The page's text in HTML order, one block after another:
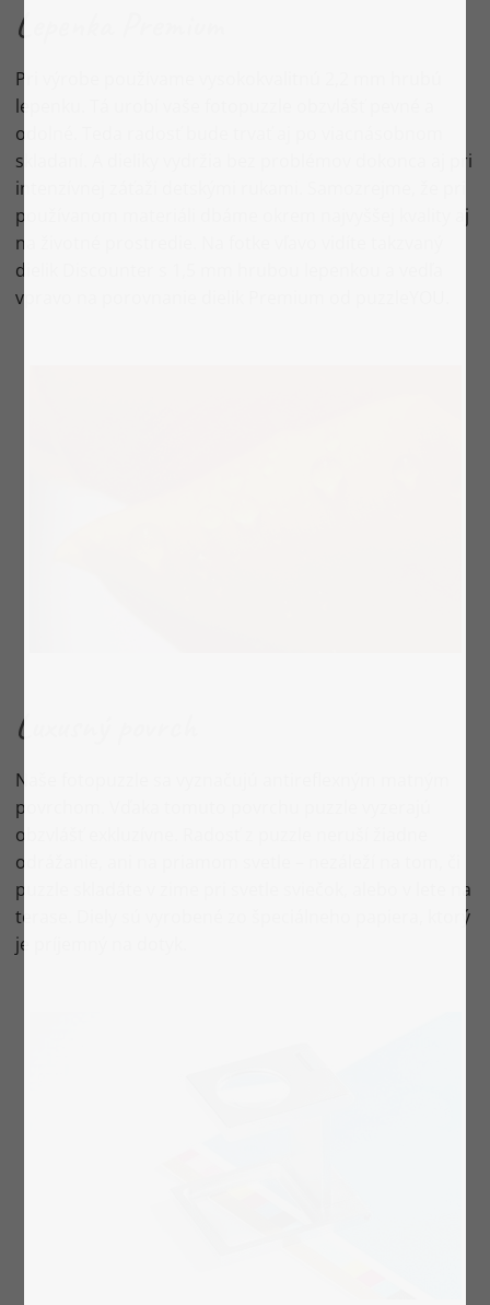
Lepenka Premium
Pri výrobe používame vysokokvalitnú 2,2 mm hrubú
lepenku. Tá urobí vaše fotopuzzle obzvlášť pevné a
odolné. Teda radosť bude trvať aj po viacnásobnom
skladaní. A dieliky vydržia bez problémov dokonca aj pri
intenzívnej záťaži detskými rukami. Samozrejme, že pri
používanom materiáli dbáme okrem najvyššej kvality aj
na životné prostredie. Na fotke vľavo vidíte takzvaný
dielik Discounter s 1,5 mm hrubou lepenkou a vedľa
vpravo na porovnanie dielik Premium od puzzleYOU.
Luxusný povrch
Naše fotopuzzle sa vyznačujú antireflexným matným
povrchom. Vďaka tomuto povrchu puzzle vyzerajú
obzvlášť exkluzívne. Radosť z puzzle neruší žiadne
odrážanie, ani na priamom svetle – nezáleží na tom, či
puzzle skladáte v zime pri svetle sviečok, alebo v lete na
terase. Diely sú vyrobené zo špeciálneho papiera, ktorý
je príjemný na dotyk.